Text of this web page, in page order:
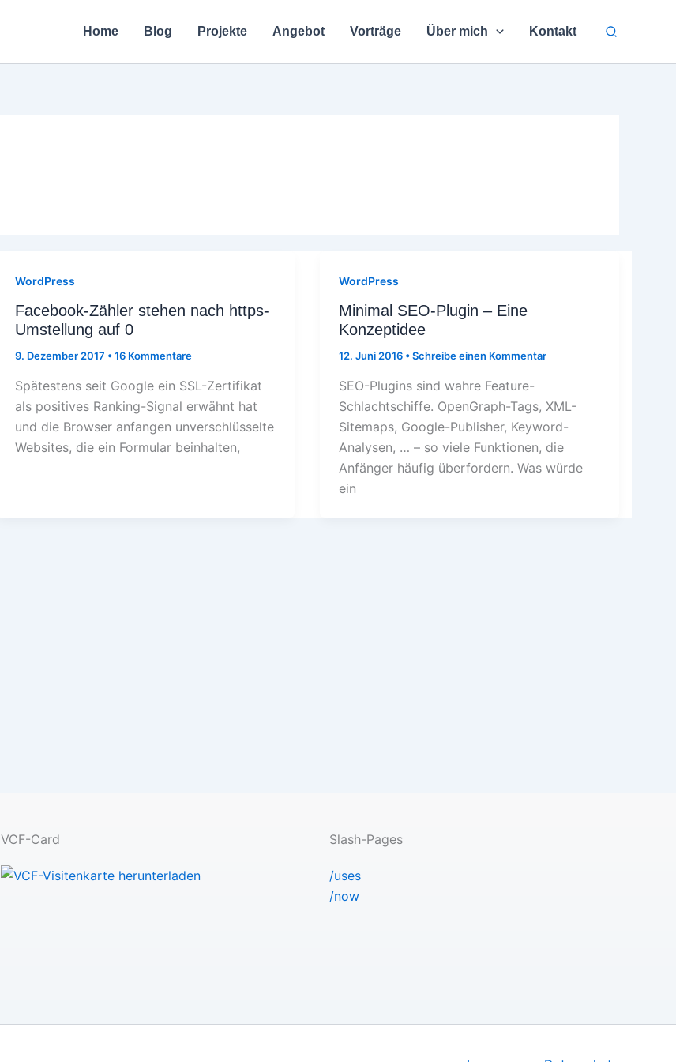
Home Blog Projekte Angebot Vorträge Über mich Kontakt Suchen
WordPress
Facebook-Zähler stehen nach https-
Umstellung auf 0
9. Dezember 2017 •16 Kommentare
Spätestens seit Google ein SSL-Zertifikat
als positives Ranking-Signal erwähnt hat
und die Browser anfangen unverschlüsselte
Websites, die ein Formular beinhalten,
WordPress
Minimal SEO-Plugin – Eine
Konzeptidee
12. Juni 2016 •Schreibe einen Kommentar
SEO-Plugins sind wahre Feature-
Schlachtschiffe. OpenGraph-Tags, XML-
Sitemaps, Google-Publisher, Keyword-
Analysen, … – so viele Funktionen, die
Anfänger häufig überfordern. Was würde
ein
VCF-Card Slash-Pages
/uses
/now